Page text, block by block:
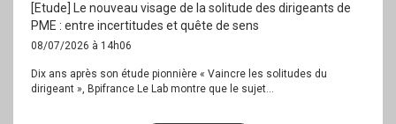
[Etude] Le nouveau visage de la solitude des dirigeants de
PME : entre incertitudes et quête de sens
08/07/2026 à 14h06
Dix ans après son étude pionnière « Vaincre les solitudes du
dirigeant », Bpifrance Le Lab montre que le sujet...